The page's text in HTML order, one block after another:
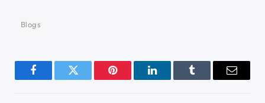
Blogs
FacebookTwitter Pinterest LinkedInTumblr Email